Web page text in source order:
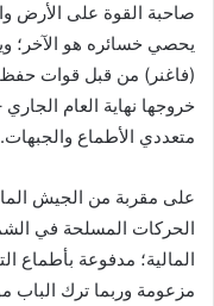
صاحبة القوة على الأرض
يحصي خسائره هو الآخر؛
(فاغنر) من قبل قوات حفظ
خروجها نهاية العام
متعددي الأطماع والجبهات.
على مقربة من الجيش
الحركات المسلحة في
المالية؛ مدفوعة بأطماع
مزعومة وربما ترك الباب